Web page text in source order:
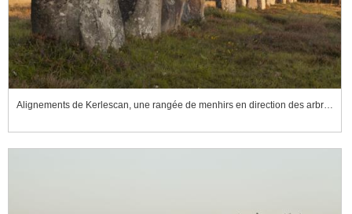
Alignements de Kerlescan, une rangée de menhirs en direction des arbres